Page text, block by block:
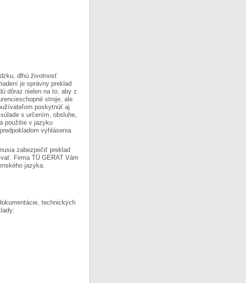
dlhú životnosť
je správny preklad
dôraz nielen na to, aby z
stroje, ale
poskytnúť aj
s určením, obsluhe,
použitie v jazyku
vyhlásenia
zabezpečiť preklad
Firma TÜ GERAT Vám
jazyka.
technických